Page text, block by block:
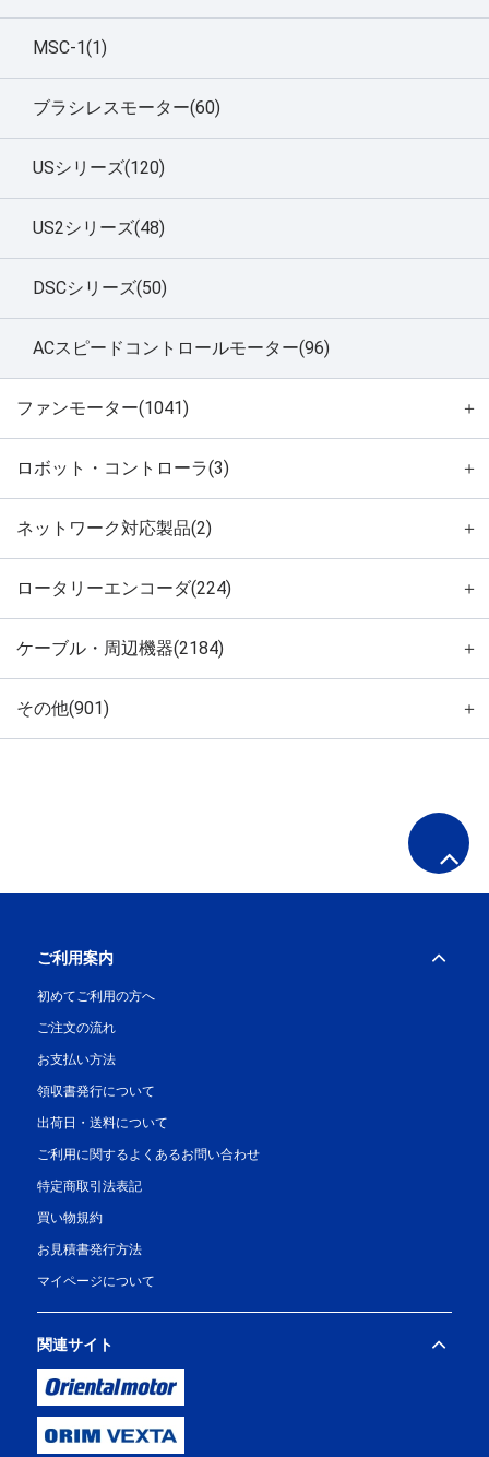
MSC-1(1)
ブラシレスモーター(60)
USシリーズ(120)
US2シリーズ(48)
DSCシリーズ(50)
ACスピードコントロールモーター(96)
ファンモーター(1041) ＋
ロボット・コントローラ(3) ＋
ネットワーク対応製品(2) ＋
ロータリーエンコーダ(224) ＋
ケーブル・周辺機器(2184) ＋
その他(901) ＋
ご利用案内
初めてご利用の方へ
ご注文の流れ
お支払い方法
領収書発行について
出荷日・送料について
ご利用に関するよくあるお問い合わせ
特定商取引法表記
買い物規約
お見積書発行方法
マイページについて
関連サイト